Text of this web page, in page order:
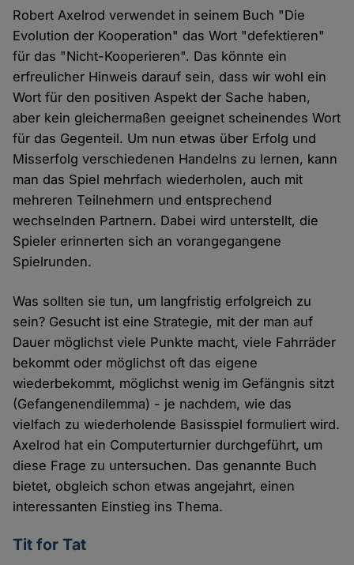
Robert Axelrod verwendet in seinem Buch "Die
Evolution der Kooperation" das Wort "defektieren"
für das "Nicht-Kooperieren". Das könnte ein
erfreulicher Hinweis darauf sein, dass wir wohl ein
Wort für den positiven Aspekt der Sache haben,
aber kein gleichermaßen geeignet scheinendes Wort
für das Gegenteil. Um nun etwas über Erfolg und
Misserfolg verschiedenen Handelns zu lernen, kann
man das Spiel mehrfach wiederholen, auch mit
mehreren Teilnehmern und entsprechend
wechselnden Partnern. Dabei wird unterstellt, die
Spieler erinnerten sich an vorangegangene
Spielrunden.
Was sollten sie tun, um langfristig erfolgreich zu
sein? Gesucht ist eine Strategie, mit der man auf
Dauer möglichst viele Punkte macht, viele Fahrräder
bekommt oder möglichst oft das eigene
wiederbekommt, möglichst wenig im Gefängnis sitzt
(Gefangenendilemma) - je nachdem, wie das
vielfach zu wiederholende Basisspiel formuliert wird.
Axelrod hat ein Computerturnier durchgeführt, um
diese Frage zu untersuchen. Das genannte Buch
bietet, obgleich schon etwas angejahrt, einen
interessanten Einstieg ins Thema.
Tit for Tat